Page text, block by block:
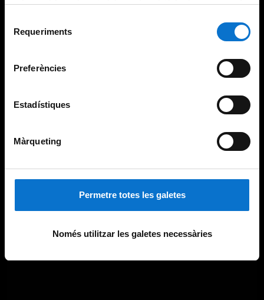
consultar laPolítica de galetes del lloc web de la
Requeriments
Preferències
Estadístiques
Màrqueting
Permetre totes les galetes
Només utilitzar les galetes necessàries